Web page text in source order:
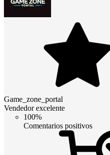
Game_zone_portal
Vendedor excelente
100%
Comentarios positivos